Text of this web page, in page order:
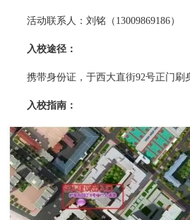
活动联系人：刘铭（13009869186）
入校途径：
携带身份证，于西大直街92号正门刷
入校指南：